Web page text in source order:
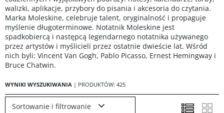
walizki, aplikacje, przybory do pisania i akcesoria do czytania.
Marka Moleskine, celebruje talent, oryginalność i propaguje
myślenie długoterminowe. Notatnik Moleskine jest
spadkobiercą i następcą legendarnego notatnika używanego
przez artystów i myślicieli przez ostatnie dwieście lat. Wśród
nich byli: Vincent Van Gogh, Pablo Picasso, Ernest Hemingway i
Bruce Chatwin.
WYNIKI WYSZUKIWANIA | PRODUKTÓW: 425
Sortowanie i filtrowanie